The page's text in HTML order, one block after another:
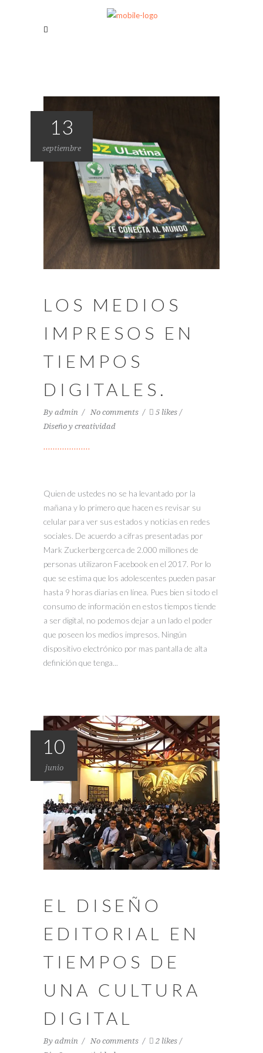
13
septiembre
LOS MEDIOS
IMPRESOS EN
TIEMPOS
DIGITALES.
By admin No comments
5 likes
Diseño y creatividad
Quien de ustedes no se ha levantado por la
mañana y lo primero que hacen es revisar su
celular para ver sus estados y noticias en redes
sociales. De acuerdo a cifras presentadas por
Mark Zuckerberg cerca de 2.000 millones de
personas utilizaron Facebook en el 2017. Por lo
que se estima que los adolescentes pueden pasar
hasta 9 horas diarias en línea. Pues bien si todo el
consumo de información en estos tiempos tiende
a ser digital, no podemos dejar a un lado el poder
que poseen los medios impresos. Ningún
dispositivo electrónico por mas pantalla de alta
definición que tenga...
10
junio
EL DISEÑO
EDITORIAL EN
TIEMPOS DE
UNA CULTURA
DIGITAL
By admin No comments
2 likes